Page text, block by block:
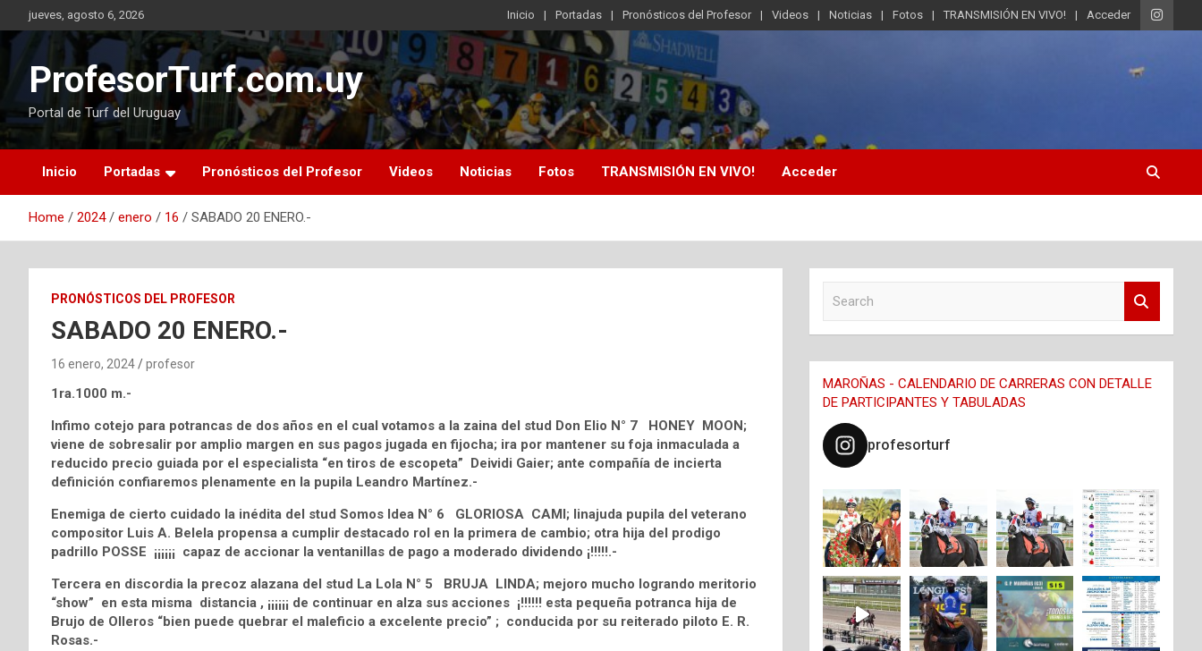
to
content
jueves, agosto 6, 2026 Inicio Portadas Pronósticos del Profesor Videos Noticias Fotos TRANSMISIÓN EN VIVO! Acceder
ProfesorTurf.com.uy
Portal de Turf del Uruguay
Inicio Portadas Pronósticos del Profesor Videos Noticias Fotos TRANSMISIÓN EN VIVO! Acceder
Home 2024 enero 16 SABADO 20 ENERO.-
PRONÓSTICOS DEL PROFESOR
SABADO 20 ENERO.-
16 enero, 2024 profesor
1ra.1000 m.-
Infimo cotejo para potrancas de dos años en el cual votamos a la zaina del stud Don Elio N° 7 HONEY MOON;
viene de sobresalir por amplio margen en sus pagos jugada en fijocha; ira por mantener su foja inmaculada a
reducido precio guiada por el especialista “en tiros de escopeta” Deividi Gaier; ante compañía de incierta
definición confiaremos plenamente en la pupila Leandro Martínez.-
Enemiga de cierto cuidado la inédita del stud Somos Idea N° 6 GLORIOSA CAMI; linajuda pupila del veterano
compositor Luis A. Belela propensa a cumplir destacado rol en la primera de cambio; otra hija del prodigo
padrillo POSSE ¡¡¡¡¡¡ capaz de accionar la ventanillas de pago a moderado dividendo ¡!!!!!.-
Tercera en discordia la precoz alazana del stud La Lola N° 5 BRUJA LINDA; mejoro mucho logrando meritorio
“show” en esta misma distancia , ¡¡¡¡¡¡ de continuar en alza sus acciones ¡!!!!!! esta pequeña potranca hija de
Brujo de Olleros “bien puede quebrar el maleficio a excelente precio” ; conducida por su reiterado piloto E. R.
Rosas.-
c
h
MAROÑAS - CALENDARIO DE CARRERAS CON DETALLE
DE PARTICIPANTES Y TABULADAS
profesorturf